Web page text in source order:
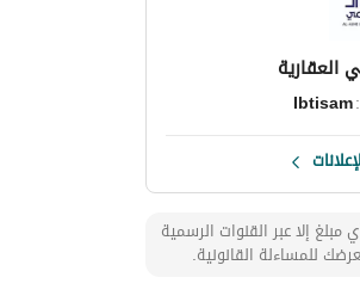
العقارية
Ibtisam
مبلغ إلا عبر القنوات الرسمية
للمساءلة القانونية.